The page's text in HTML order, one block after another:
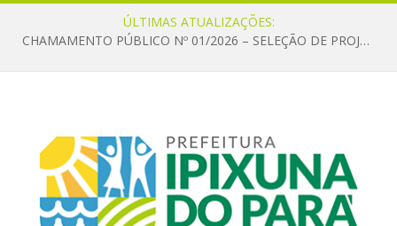
ÚLTIMAS ATUALIZAÇÕES:
CHAMAMENTO PÚBLICO Nº 01/2026 – SELEÇÃO DE PROJETOS PARA FIRMAR TERMO DE EXECUÇÃO CULTURAL COM RECURSOS DA POLÍTICA NACIONAL ALDIR BLANC DE FOMENTO À CULTURA – PNAB (LEI Nº 14.399/2022)